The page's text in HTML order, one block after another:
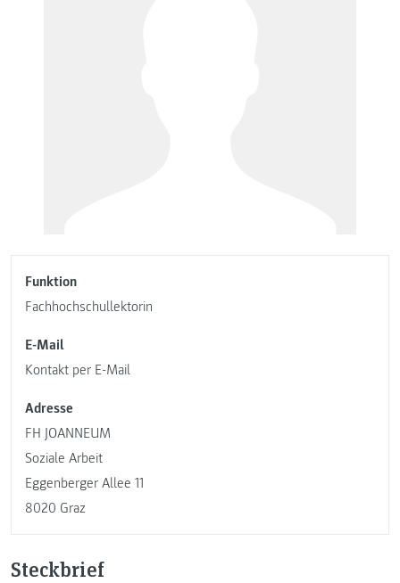
Funktion
Fachhochschullektorin
E-Mail
Kontakt per E-Mail
Adresse
FH JOANNEUM
Soziale Arbeit
Eggenberger Allee 11
8020 Graz
Steckbrief